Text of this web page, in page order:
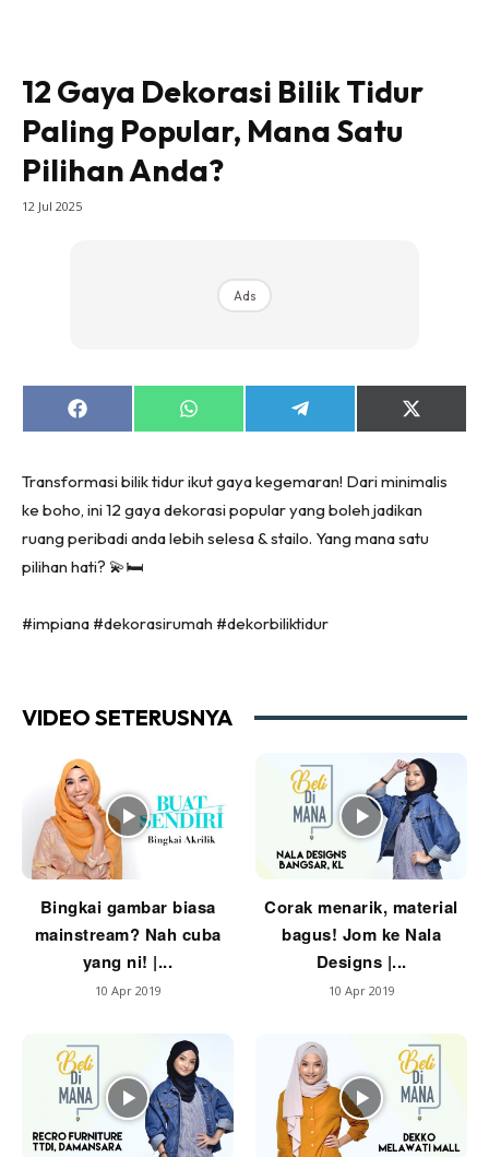
Ruang Tamu
Direktori
Interior Design
Landskap
DIY
Bilik Air
Ruang Makan
Ruang Tamu
Menarik Lagi
Casa Impiana
High Rise
Landed
Video
Buat Sendiri
Impiana TV
Casa Impiana
Impiana MakeOver
Lahar Dekor
12 Gaya Dekorasi Bilik Tidur
Paling Popular, Mana Satu
Pilihan Anda?
12 Jul 2025
Ads
Share
on
Share
on
Share
on
Share
on
Transformasi bilik tidur ikut gaya kegemaran! Dari minimalis
ke boho, ini 12 gaya dekorasi popular yang boleh jadikan
ruang peribadi anda lebih selesa & stailo. Yang mana satu
pilihan hati? 💫🛏️
#impiana #dekorasirumah #dekorbiliktidur
VIDEO SETERUSNYA
Bingkai gambar biasa
mainstream? Nah cuba
yang ni! |...
10 Apr 2019
Corak menarik, material
bagus! Jom ke Nala
Designs |...
10 Apr 2019